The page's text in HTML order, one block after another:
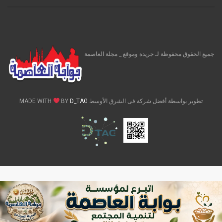
جميع الحقوق محفوظة لـ جريدة وموقع _ مجلة العاصمة
تطوير بواسطة أفضل شركة فى الشرق الأوسط MADE WITH BY D_TAG